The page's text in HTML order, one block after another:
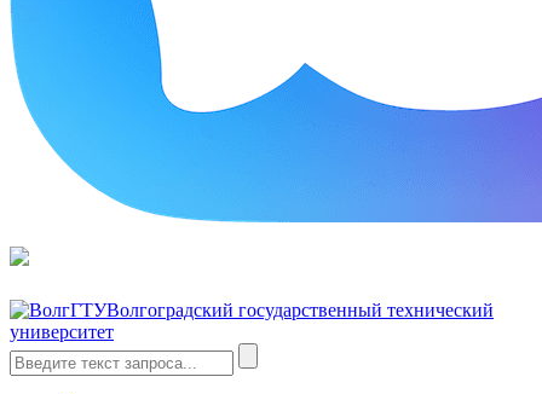
Волгоградский государственный технический
университет